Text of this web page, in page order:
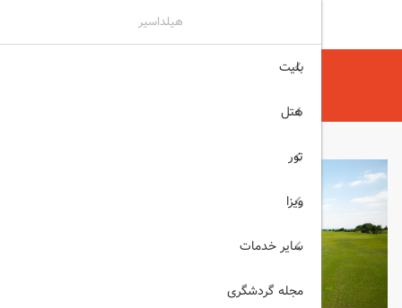
هیلداسیر
هیلداسیر
بلیت
هتل
تور
ویزا
سایر خدمات
مجله گردشگری